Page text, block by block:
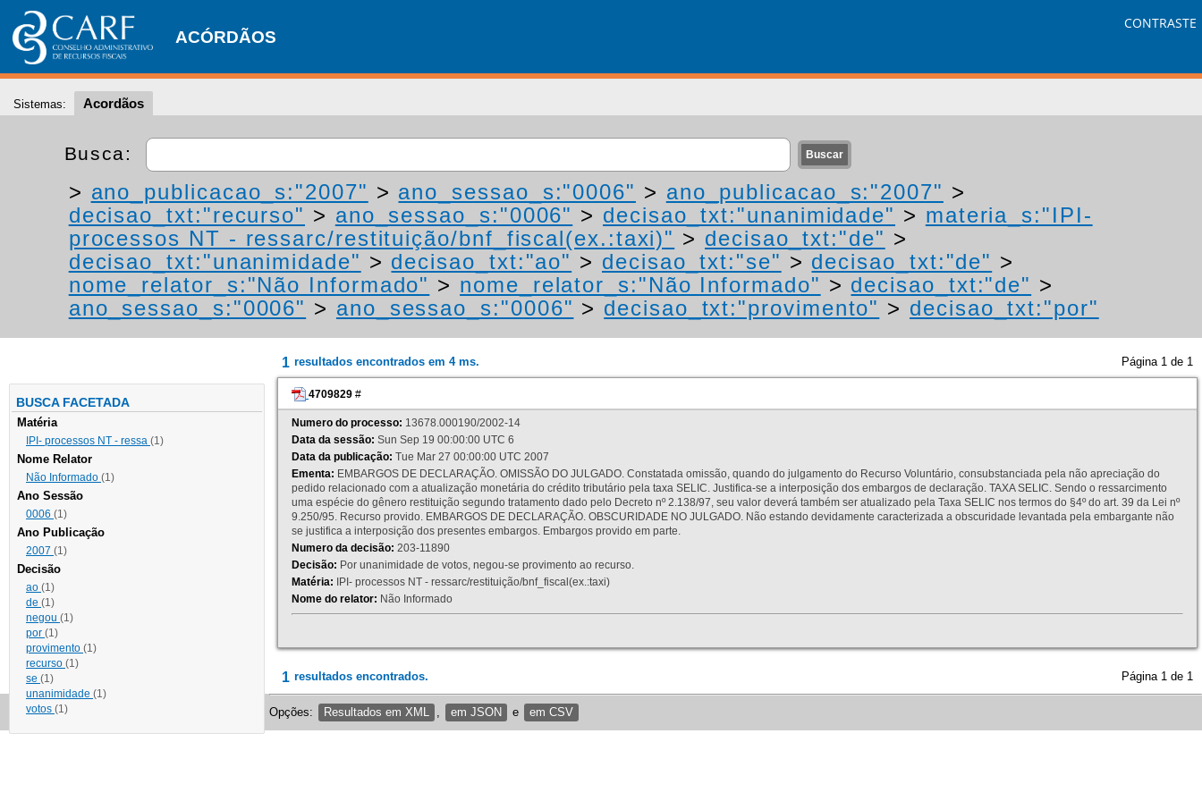
ACÓRDÃOS
CONTRASTE
Sistemas: Acordãos
Busca:
> ano_publicacao_s:"2007" > ano_sessao_s:"0006" > ano_publicacao_s:"2007" >
decisao_txt:"recurso" > ano_sessao_s:"0006" > decisao_txt:"unanimidade" > materia_s:"IPI-
processos NT - ressarc/restituição/bnf_fiscal(ex.:taxi)" > decisao_txt:"de" >
decisao_txt:"unanimidade" > decisao_txt:"ao" > decisao_txt:"se" > decisao_txt:"de" >
nome_relator_s:"Não Informado" > nome_relator_s:"Não Informado" > decisao_txt:"de" >
ano_sessao_s:"0006" > ano_sessao_s:"0006" > decisao_txt:"provimento" > decisao_txt:"por"
BUSCA FACETADA
Matéria
IPI- processos NT - ressa (1)
Nome Relator
Não Informado (1)
Ano Sessão
0006 (1)
Ano Publicação
2007 (1)
Decisão
ao (1)
de (1)
negou (1)
por (1)
provimento (1)
recurso (1)
se (1)
unanimidade (1)
votos (1)
1 resultados encontrados em 4 ms. Página 1 de 1
4709829 #
Numero do processo: 13678.000190/2002-14
Data da sessão: Sun Sep 19 00:00:00 UTC 6
Data da publicação: Tue Mar 27 00:00:00 UTC 2007
Ementa: EMBARGOS DE DECLARAÇÃO. OMISSÃO DO JULGADO. Constatada omissão, quando do julgamento do Recurso Voluntário, consubstanciada pela não apreciação do
pedido relacionado com a atualização monetária do crédito tributário pela taxa SELIC. Justifica-se a interposição dos embargos de declaração. TAXA SELIC. Sendo o ressarcimento
uma espécie do gênero restituição segundo tratamento dado pelo Decreto nº 2.138/97, seu valor deverá também ser atualizado pela Taxa SELIC nos termos do §4º do art. 39 da Lei nº
9.250/95. Recurso provido. EMBARGOS DE DECLARAÇÃO. OBSCURIDADE NO JULGADO. Não estando devidamente caracterizada a obscuridade levantada pela embargante não
se justifica a interposição dos presentes embargos. Embargos provido em parte.
Numero da decisão: 203-11890
Decisão: Por unanimidade de votos, negou-se provimento ao recurso.
Matéria: IPI- processos NT - ressarc/restituição/bnf_fiscal(ex.:taxi)
Nome do relator: Não Informado
1 resultados encontrados. Página 1 de 1
Opções: Resultados em XML em JSON e em CSV